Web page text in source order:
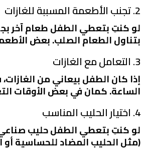
2. تجنب الأطعمة المسببة للغازات
لو كنتِ بتعطي الطفل طعام آخر
بتناول الطعام الصلب. بعض
3. التعامل مع الغازات
إذا كان الطفل بيعاني من
الساعة. كمان في بعض الأوقات
4. اختيار الحليب المناسب
لو كنتِ بتعطي الطفل حليب صناعي،
(مثل الحليب المضاد للحساسية